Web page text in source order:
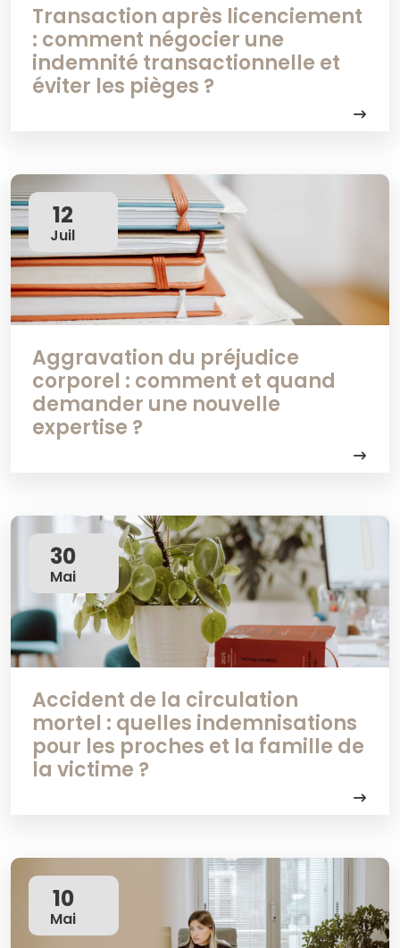
Transaction après licenciement
: comment négocier une
indemnité transactionnelle et
éviter les pièges ?
Aggravation du préjudice
corporel : comment et quand
demander une nouvelle
expertise ?
12
Juil
Accident de la circulation
mortel : quelles indemnisations
pour les proches et la famille de
la victime ?
30
Mai
10
Mai